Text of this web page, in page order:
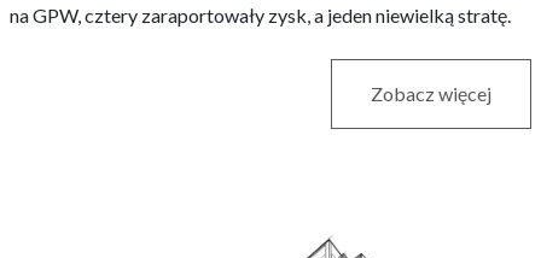
na GPW, cztery zaraportowały zysk, a jeden niewielką stratę.
Zobacz więcej